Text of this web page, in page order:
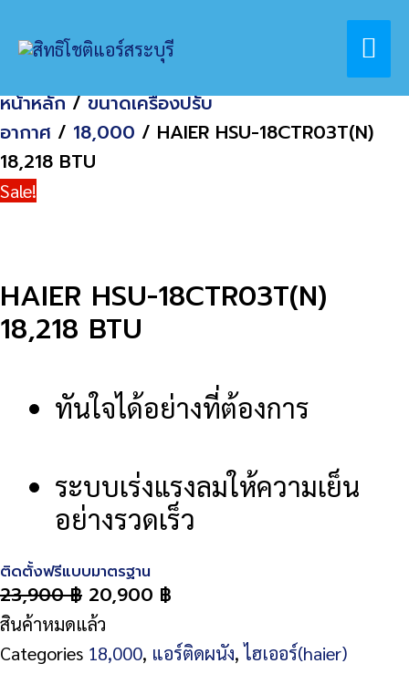
Home
สินค้า
HAIER HSU-18CTR03T(N) 18,218 BTU
หน้าหลัก/ขนาดเครื่องปรับ
อากาศ / 18,000 / HAIER HSU-18CTR03T(N)
18,218 BTU
Sale!
HAIER HSU-18CTR03T(N)
18,218 BTU
ทันใจได้อย่างที่ต้องการ
ระบบเร่งแรงลมให้ความเย็น
อย่างรวดเร็ว
ติดตั้งฟรีแบบมาตรฐาน
23,900฿ 20,900 ฿
สินค้าหมดแล้ว
Categories 18,000, แอร์ติดผนัง,ไฮเออร์(haier)